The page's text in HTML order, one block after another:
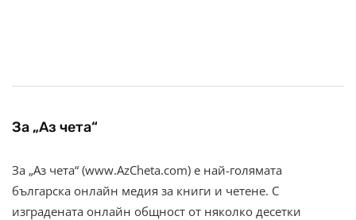
За „Аз чета“
За „Аз чета“ (www.AzCheta.com) е най-голямата
българска онлайн медия за книги и четене. С
изградената онлайн общност от няколко десетки